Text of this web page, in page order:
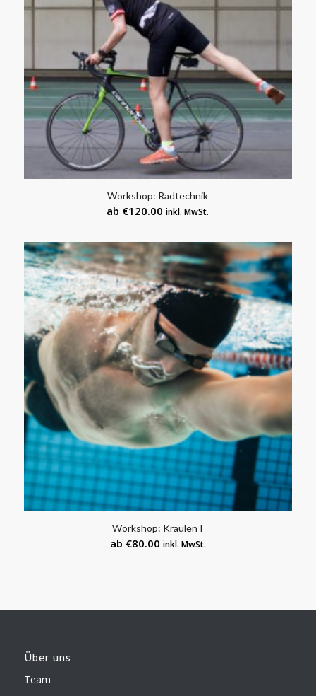
Workshop: Radtechnik
ab €120.00 inkl. MwSt.
Workshop: Kraulen I
ab €80.00 inkl. MwSt.
Über uns
Team